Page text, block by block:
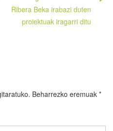
Ribera Beka irabazi duten
proiektuak iragarri ditu
Beharrezko eremuak *